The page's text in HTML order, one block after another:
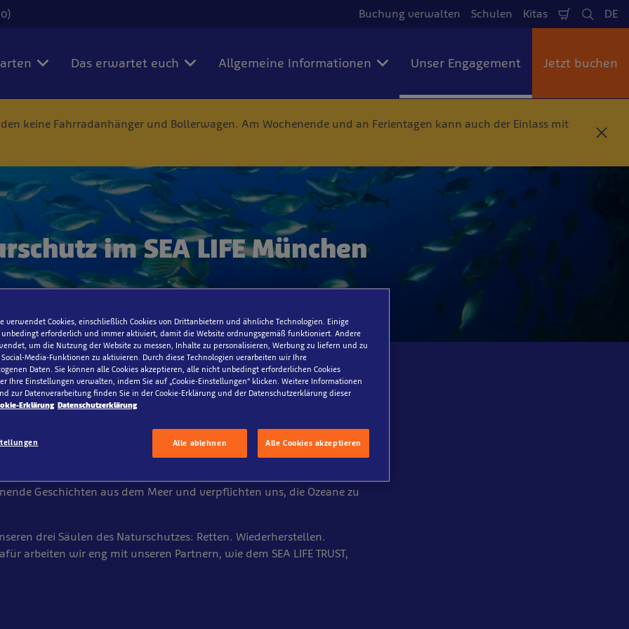
Buchung verwalten Schulen Kitas Warenkorb
Suche
DE
Das erwartet euch Allgemeine Informationen Unser Engagement Jetzt buchen
keine Fahrradanhänger und Bollerwagen. Am Wochenende und an Ferientagen kann auch der Einlass mit
S
h
im SEA LIFE München
Teil unserer Mission
ein, die Freude an den Ozeanen zu entdecken und inspirieren euch dazu,
schützen.
Netzwerk an Aquarien schaffen wir eindrucksvolle Erlebnisse,
Geschichten aus dem Meer und verpflichten uns, die Ozeane zu
drei Säulen des Naturschutzes: Retten. Wiederherstellen.
arbeiten wir eng mit unseren Partnern, wie dem SEA LIFE TRUST,
verwendet Cookies, einschließlich Cookies von Drittanbietern und ähnliche Technologien. Einige
unbedingt erforderlich und immer aktiviert, damit die Website ordnungsgemäß funktioniert. Andere
um die Nutzung der Website zu messen, Inhalte zu personalisieren, Werbung zu liefern und zu
Media-Funktionen zu aktivieren. Durch diese Technologien verarbeiten wir Ihre
Daten. Sie können alle Cookies akzeptieren, alle nicht unbedingt erforderlichen Cookies
Ihre Einstellungen verwalten, indem Sie auf „Cookie-Einstellungen“ klicken. Weitere Informationen
zur Datenverarbeitung finden Sie in der Cookie-Erklärung und der Datenschutzerklärung dieser
Erklärung Datenschutzerklärung
Alle ablehnen Alle Cookies akzeptieren